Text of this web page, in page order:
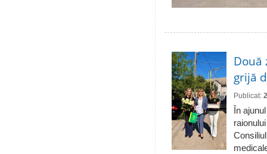
Două
grijă
Publicat:
În